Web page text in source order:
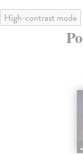
High-contrast mode